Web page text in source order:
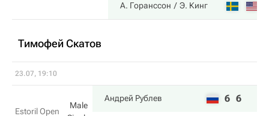
А. Горанссон Э. Кинг
Тимофей Скатов
23.07, 19:10
Estoril Open
Male
Андрей Рублев 6 6